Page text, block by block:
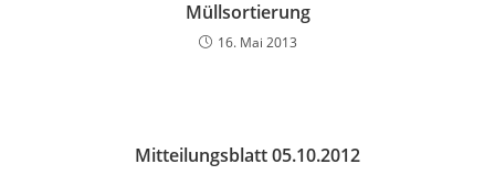
Müllsortierung
16. Mai 2013
Mitteilungsblatt 05.10.2012